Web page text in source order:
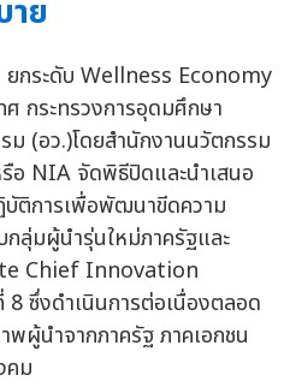
าย
กระดับ Wellness Economy
ศ กระทรวงการอุดมศึกษา
ม (อว.)โดยสำนักงานนวัตกรรม
อ NIA จัดพิธีปิดและนำเสนอ
ติการเพื่อพัฒนาขีดความ
ลุ่มผู้นำรุ่นใหม่ภาครัฐและ
Chief Innovation
ซึ่งดำเนินการต่อเนื่องตลอด
ผู้นำจากภาครัฐ ภาคเอกชน
คม